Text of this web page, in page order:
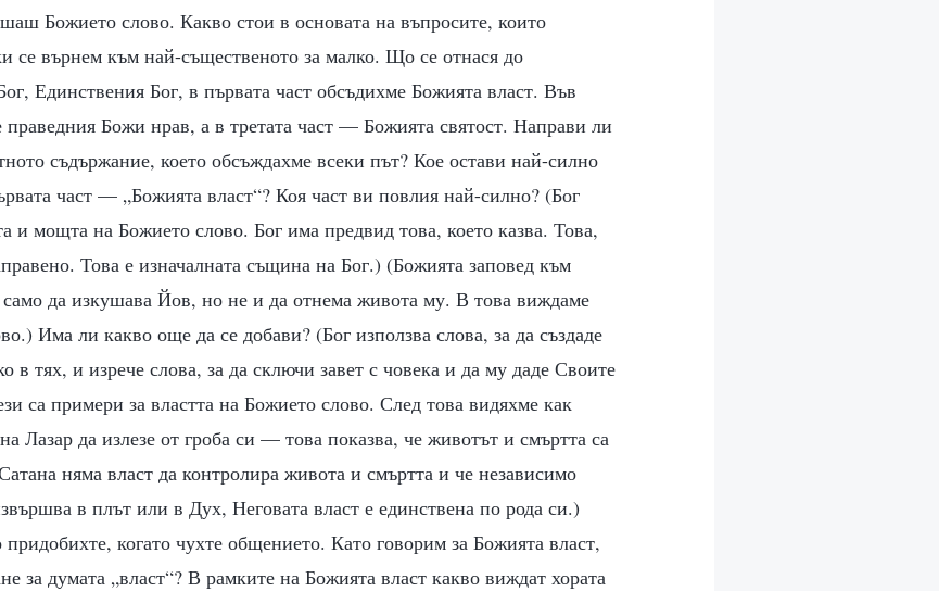
Божието слово. Какво стои в основата на въпросите, които
се върнем към най-същественото за малко. Що се отнася до
Единствения Бог, в първата част обсъдихме Божията власт. Във
праведния Божи нрав, а в третата част — Божията святост. Направи ли
съдържание, което обсъждахме всеки път? Кое остави най-силно
част — „Божията власт“? Коя част ви повлия най-силно? (Бог
и мощта на Божието слово. Бог има предвид това, което казва. Това,
Това е изначалната същина на Бог.) (Божията заповед към
да изкушава Йов, но не и да отнема живота му. В това виждаме
Има ли какво още да се добави? (Бог използва слова, за да създаде
в тях, и изрече слова, за да сключи завет с човека и да му даде Своите
са примери за властта на Божието слово. След това видяхме как
Лазар да излезе от гроба си — това показва, че животът и смъртта са
няма власт да контролира живота и смъртта и че независимо
в плът или в Дух, Неговата власт е единствена по рода си.)
придобихте, когато чухте общението. Като говорим за Божията власт,
за думата „власт“? В рамките на Божията власт какво виждат хората